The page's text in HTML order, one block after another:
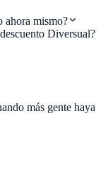
ahora mismo?
Diversual?
más gente haya